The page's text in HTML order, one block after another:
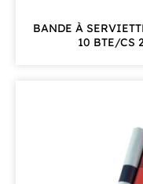
BANDE À
10 BTE/CS